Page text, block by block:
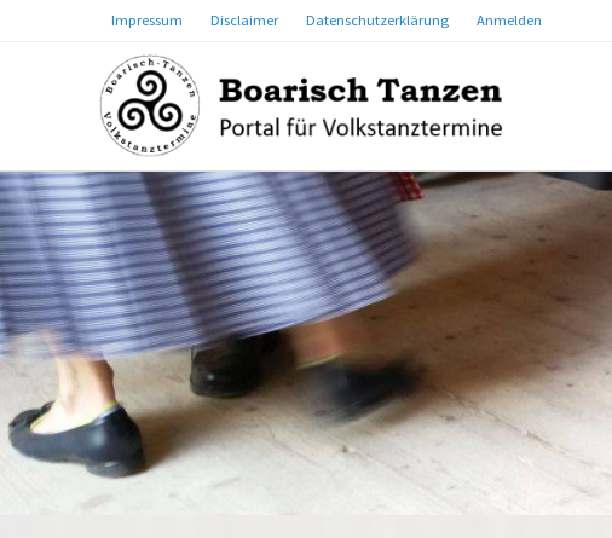
Impressum Disclaimer Datenschutzerklärung Anmelden